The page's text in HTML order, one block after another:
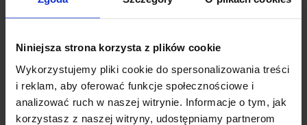
Niniejsza strona korzysta z plików cookie
Wykorzystujemy pliki cookie do spersonalizowania treści
i reklam, aby oferować funkcje społecznościowe i
analizować ruch w naszej witrynie. Informacje o tym, jak
korzystasz z naszej witryny, udostępniamy partnerom
Zapytaj o produkt
Opis